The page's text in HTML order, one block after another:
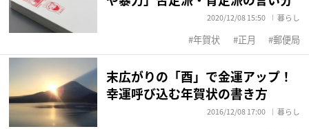
2020/12/08 15:50 暮らし
年賀状 正月 郵便局
末広がりの「酉」で金運アップ！
幸運呼び込む年賀状の書き方
2016/12/08 17:00 暮らし